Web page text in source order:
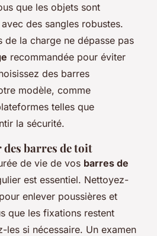
que les objets sont
des sangles robustes.
de la charge ne dépasse pas
recommandée pour éviter
des barres
modèle, comme
telles que
la sécurité.
barres de toit
de vie de vos barres de
est essentiel. Nettoyez-
enlever poussières et
que les fixations restent
les si nécessaire. Un examen